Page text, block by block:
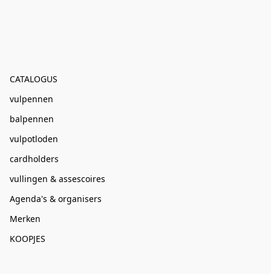
CATALOGUS
vulpennen
balpennen
vulpotloden
cardholders
vullingen & assescoires
Agenda's & organisers
Merken
KOOPJES